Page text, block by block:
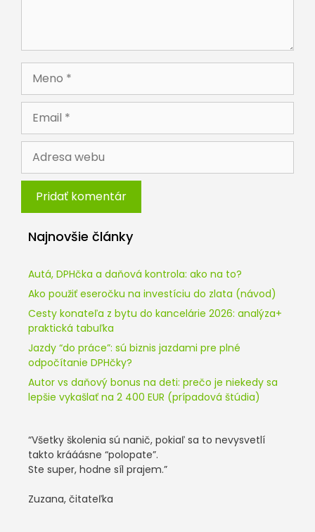
Adresa
webu
Najnovšie články
Autá, DPHčka a daňová kontrola: ako na to?
Ako použiť eseročku na investíciu do zlata (návod)
Cesty konateľa z bytu do kancelárie 2026: analýza+
praktická tabuľka
Jazdy “do práce”: sú biznis jazdami pre plné
odpočítanie DPHčky?
Autor vs daňový bonus na deti: prečo je niekedy sa
lepšie vykašlať na 2 400 EUR (prípadová štúdia)
“Všetky školenia sú nanič, pokiaľ sa to nevysvetlí
takto krááásne “polopate”.
Ste super, hodne síl prajem.”
Zuzana, čitateľka